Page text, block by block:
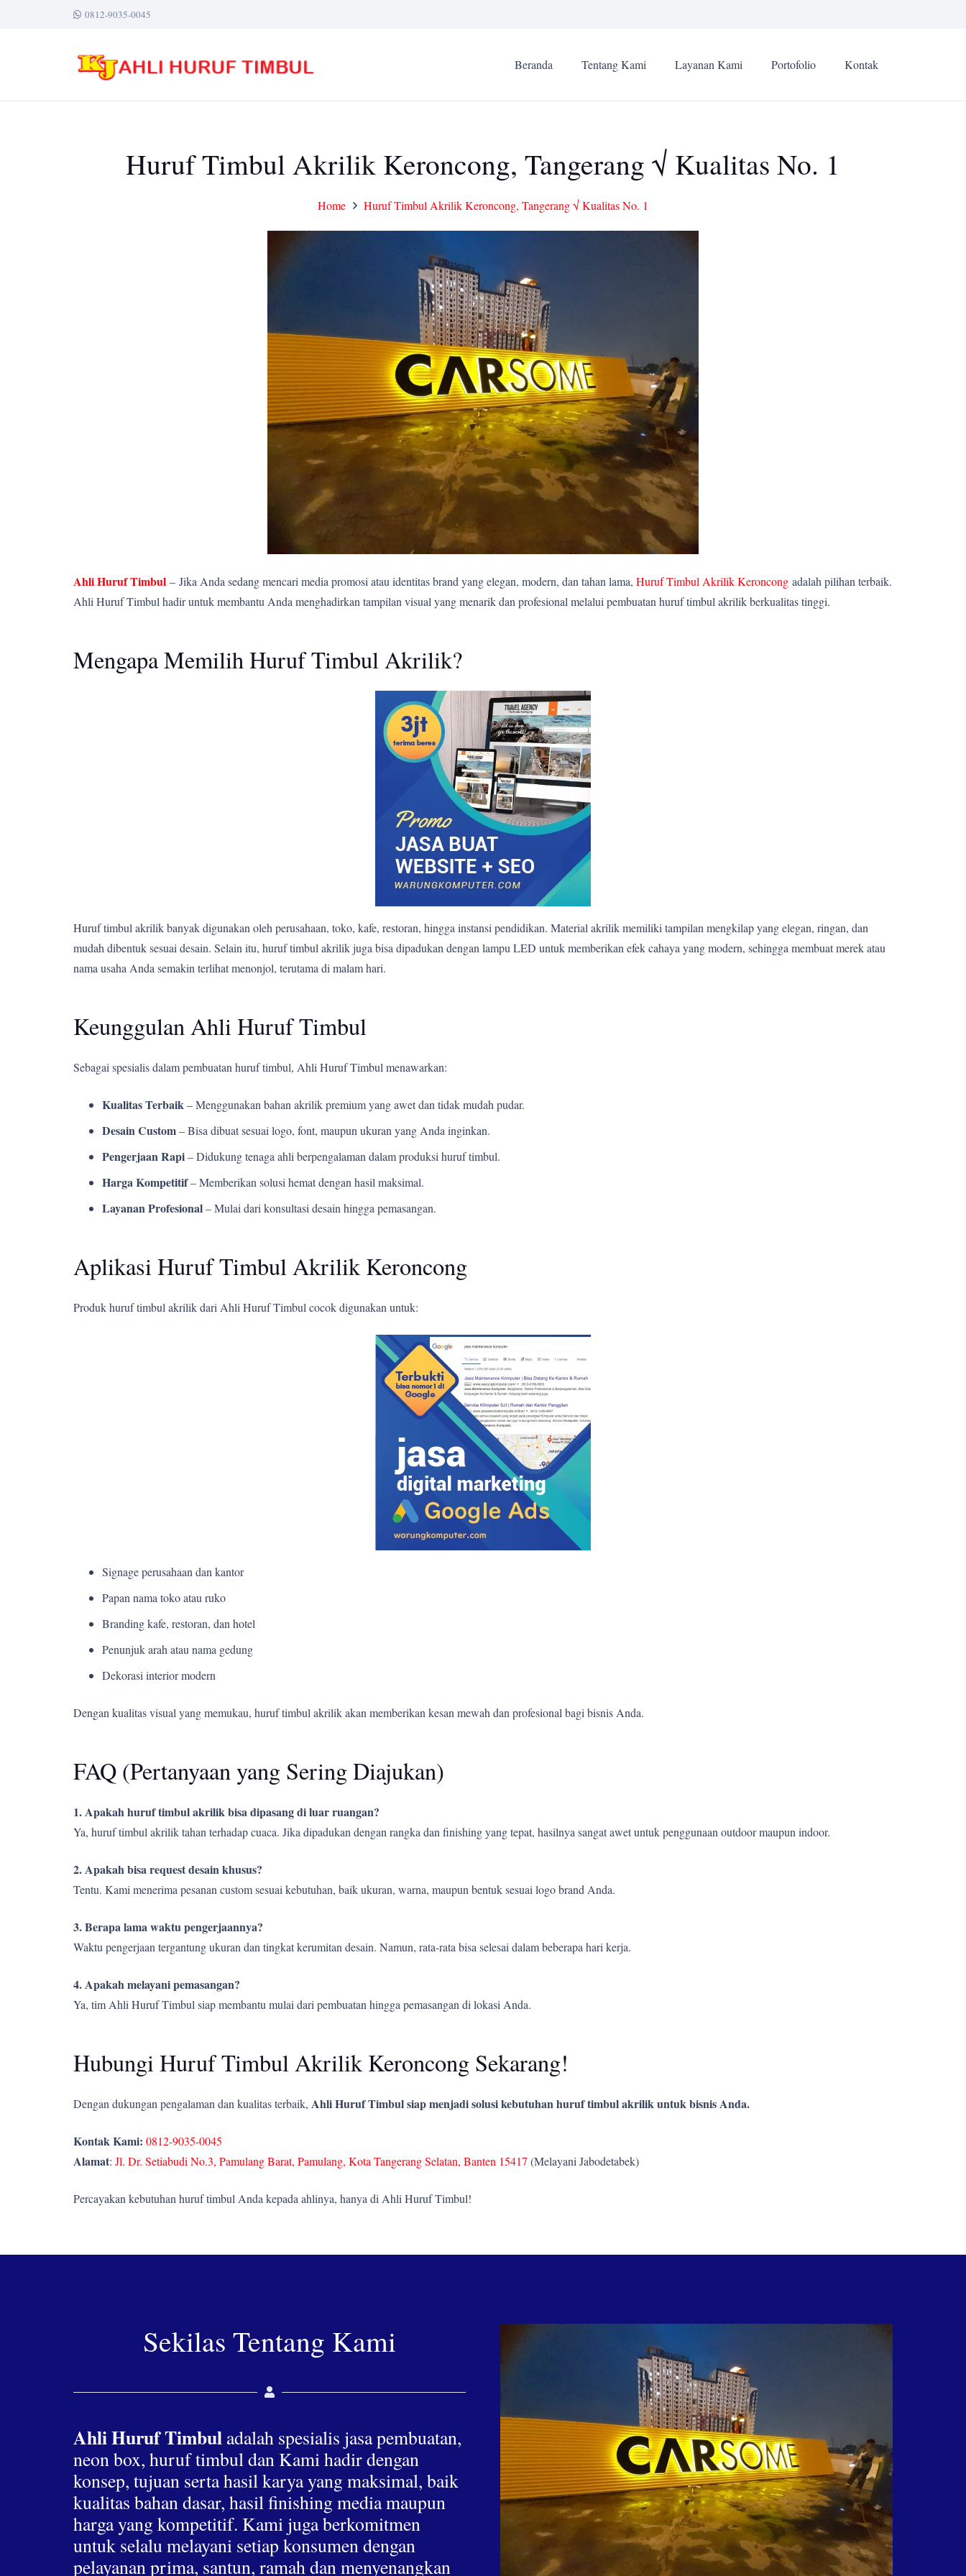
0812-9035-0045
Beranda Tentang Kami Layanan Kami Portofolio Kontak
Huruf Timbul Akrilik Keroncong, Tangerang √ Kualitas No. 1
Home Huruf Timbul Akrilik Keroncong, Tangerang √ Kualitas No. 1
Ahli Huruf Timbul – Jika Anda sedang mencari media promosi atau identitas brand yang elegan, modern, dan tahan lama, Huruf Timbul Akrilik Keroncong adalah pilihan terbaik.
Ahli Huruf Timbul hadir untuk membantu Anda menghadirkan tampilan visual yang menarik dan profesional melalui pembuatan huruf timbul akrilik berkualitas tinggi.
Mengapa Memilih Huruf Timbul Akrilik?
Huruf timbul akrilik banyak digunakan oleh perusahaan, toko, kafe, restoran, hingga instansi pendidikan. Material akrilik memiliki tampilan mengkilap yang elegan, ringan, dan
mudah dibentuk sesuai desain. Selain itu, huruf timbul akrilik juga bisa dipadukan dengan lampu LED untuk memberikan efek cahaya yang modern, sehingga membuat merek atau
nama usaha Anda semakin terlihat menonjol, terutama di malam hari.
Keunggulan Ahli Huruf Timbul
Sebagai spesialis dalam pembuatan huruf timbul, Ahli Huruf Timbul menawarkan:
Kualitas Terbaik– Menggunakan bahan akrilik premium yang awet dan tidak mudah pudar.
Desain Custom– Bisa dibuat sesuai logo, font, maupun ukuran yang Anda inginkan.
Pengerjaan Rapi– Didukung tenaga ahli berpengalaman dalam produksi huruf timbul.
Harga Kompetitif– Memberikan solusi hemat dengan hasil maksimal.
Layanan Profesional– Mulai dari konsultasi desain hingga pemasangan.
Aplikasi Huruf Timbul Akrilik Keroncong
Produk huruf timbul akrilik dari Ahli Huruf Timbul cocok digunakan untuk:
Signage perusahaan dan kantor
Papan nama toko atau ruko
Branding kafe, restoran, dan hotel
Penunjuk arah atau nama gedung
Dekorasi interior modern
Dengan kualitas visual yang memukau, huruf timbul akrilik akan memberikan kesan mewah dan profesional bagi bisnis Anda.
FAQ (Pertanyaan yang Sering Diajukan)
1. Apakah huruf timbul akrilik bisa dipasang di luar ruangan?
Ya, huruf timbul akrilik tahan terhadap cuaca. Jika dipadukan dengan rangka dan finishing yang tepat, hasilnya sangat awet untuk penggunaan outdoor maupun indoor.
2. Apakah bisa request desain khusus?
Tentu. Kami menerima pesanan custom sesuai kebutuhan, baik ukuran, warna, maupun bentuk sesuai logo brand Anda.
3. Berapa lama waktu pengerjaannya?
Waktu pengerjaan tergantung ukuran dan tingkat kerumitan desain. Namun, rata-rata bisa selesai dalam beberapa hari kerja.
4. Apakah melayani pemasangan?
Ya, tim Ahli Huruf Timbul siap membantu mulai dari pembuatan hingga pemasangan di lokasi Anda.
Hubungi Huruf Timbul Akrilik Keroncong Sekarang!
Dengan dukungan pengalaman dan kualitas terbaik, Ahli Huruf Timbul siap menjadi solusi kebutuhan huruf timbul akrilik untuk bisnis Anda.
Kontak Kami: 0812-9035-0045
Alamat: Jl. Dr. Setiabudi No.3, Pamulang Barat, Pamulang, Kota Tangerang Selatan, Banten 15417 (Melayani Jabodetabek)
Percayakan kebutuhan huruf timbul Anda kepada ahlinya, hanya di Ahli Huruf Timbul!
Sekilas Tentang Kami
Ahli Huruf Timbul adalah spesialis jasa pembuatan,
neon box, huruf timbul dan Kami hadir dengan
konsep, tujuan serta hasil karya yang maksimal, baik
kualitas bahan dasar, hasil finishing media maupun
harga yang kompetitif. Kami juga berkomitmen
untuk selalu melayani setiap konsumen dengan
pelayanan prima, santun, ramah dan menyenangkan